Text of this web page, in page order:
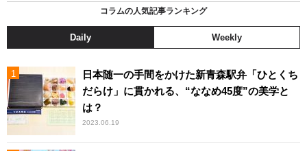
コラムの人気記事ランキング
Daily Weekly
日本随一の手間をかけた新青森駅弁「ひとくち
だらけ」に貫かれる、“ななめ45度”の美学と
は？
2023.06.19